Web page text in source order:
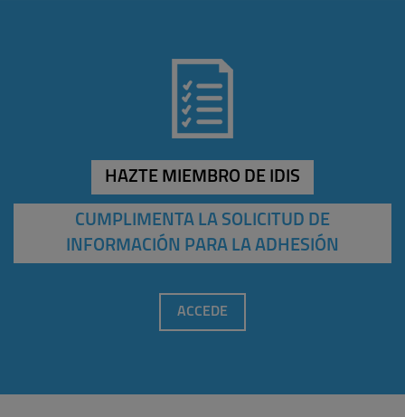
HAZTE MIEMBRO DE IDIS
CUMPLIMENTA LA SOLICITUD DE
INFORMACIÓN PARA LA ADHESIÓN
ACCEDE